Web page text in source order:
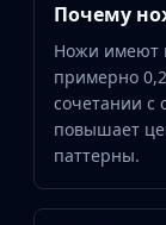
Почему
Ножи имеют
примерно
сочетании
повышает
паттерны.